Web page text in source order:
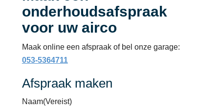
onderhoudsafspraak
voor uw airco
Maak online een afspraak of bel onze garage:
053-5364711
Afspraak maken
Naam(Vereist)